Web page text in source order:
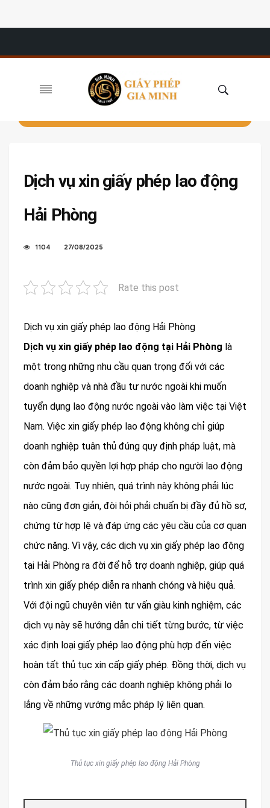
Dịch vụ xin giấy phép lao động
Hải Phòng
1104 27/08/2025
Rate this post
Dịch vụ xin giấy phép lao động Hải Phòng
Dịch vụ xin giấy phép lao động tại Hải Phòng là
một trong những nhu cầu quan trọng đối với các
doanh nghiệp và nhà đầu tư nước ngoài khi muốn
tuyển dụng lao động nước ngoài vào làm việc tại Việt
Nam. Việc xin giấy phép lao động không chỉ giúp
doanh nghiệp tuân thủ đúng quy định pháp luật, mà
còn đảm bảo quyền lợi hợp pháp cho người lao động
nước ngoài. Tuy nhiên, quá trình này không phải lúc
nào cũng đơn giản, đòi hỏi phải chuẩn bị đầy đủ hồ sơ,
chứng từ hợp lệ và đáp ứng các yêu cầu của cơ quan
chức năng. Vì vậy, các dịch vụ xin giấy phép lao động
tại Hải Phòng ra đời để hỗ trợ doanh nghiệp, giúp quá
trình xin giấy phép diễn ra nhanh chóng và hiệu quả.
Với đội ngũ chuyên viên tư vấn giàu kinh nghiệm, các
dịch vụ này sẽ hướng dẫn chi tiết từng bước, từ việc
xác định loại giấy phép lao động phù hợp đến việc
hoàn tất thủ tục xin cấp giấy phép. Đồng thời, dịch vụ
còn đảm bảo rằng các doanh nghiệp không phải lo
lắng về những vướng mắc pháp lý liên quan.
Thủ tục xin giấy phép lao động Hải Phòng